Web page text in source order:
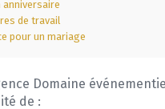
anniversaire
de travail
pour un mariage
Domaine
de :